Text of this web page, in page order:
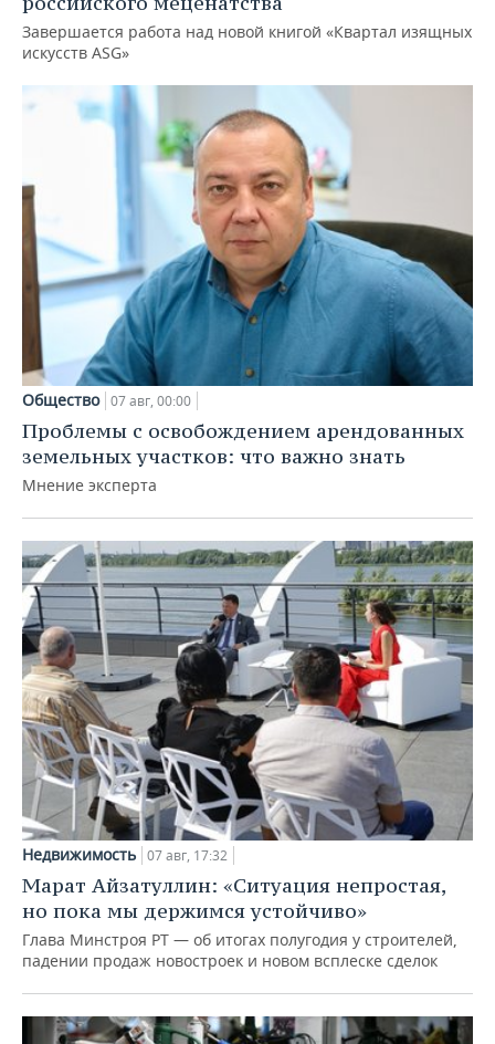
Завершается работа над новой книгой «Квартал изящных
искусств ASG»
Общество 07 авг, 00:00
Проблемы с освобождением арендованных
земельных участков: что важно знать
Мнение эксперта
Недвижимость 07 авг, 17:32
Марат Айзатуллин: «Ситуация непростая,
но пока мы держимся устойчиво»
Глава Минстроя РТ — об итогах полугодия у строителей,
падении продаж новостроек и новом всплеске сделок